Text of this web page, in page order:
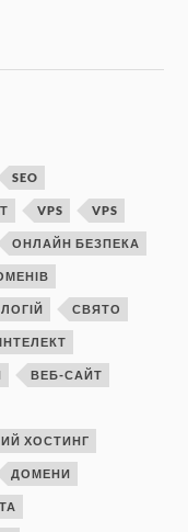
SEO
VPS VPS
ОНЛАЙН БЕЗПЕКА
СВЯТО
ВЕБ-САЙТ
ХОСТИНГ
ДОМЕНИ